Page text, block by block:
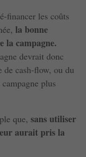
financer les coûts
la bonne
la campagne.
devrait donc
de cash-flow, ou du
plus
que, sans utiliser
aurait pris la